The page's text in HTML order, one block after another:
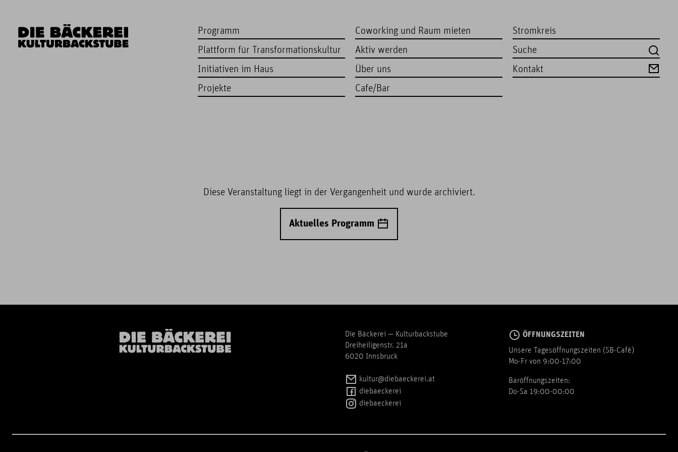
Programm
Plattform für Transformationskultur
Initiativen im Haus
Projekte
Coworking und Raum mieten
Aktiv werden
Über uns
Cafe/Bar
Stromkreis
Kontakt
Diese Veranstaltung liegt in der Vergangenheit und wurde archiviert.
Aktuelles Programm
Die Bäckerei — Kulturbackstube
Dreiheiligenstr. 21a
6020 Innsbruck
kultur@diebaeckerei.at
diebaeckerei
diebaeckerei
ÖFFNUNGSZEITEN
Unsere Tagesöffnungszeiten (SB-Cafè)
Mo-Fr von 9:00-17:00
Baröffnungszeiten:
Do-Sa 19:00-00:00